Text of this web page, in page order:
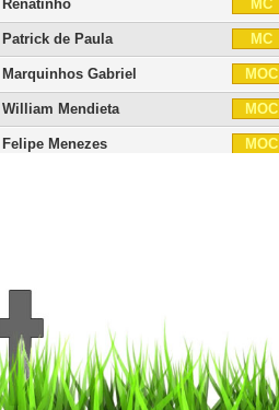
Renatinho MC
Patrick de Paula MC
Marquinhos Gabriel MOC
William Mendieta MOC
Felipe Menezes MOC
Leandro
Lucas Barrios BU
Caio BU